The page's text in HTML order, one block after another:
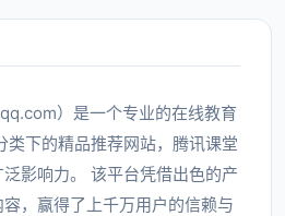
）是一个专业的在线教育
类下的精品推荐网站，腾讯课堂
影响力。 该平台凭借出色的产
，赢得了上千万用户的信赖与